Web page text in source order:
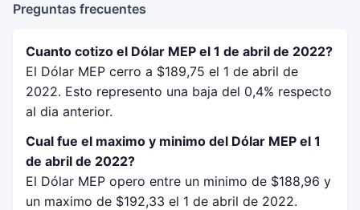
Preguntas frecuentes
Cuanto cotizo el Dólar MEP el 1 de abril de 2022?
El Dólar MEP cerro a $189,75 el 1 de abril de
2022. Esto represento una baja del 0,4% respecto
al dia anterior.
Cual fue el maximo y minimo del Dólar MEP el 1
de abril de 2022?
El Dólar MEP opero entre un minimo de $188,96 y
un maximo de $192,33 el 1 de abril de 2022.